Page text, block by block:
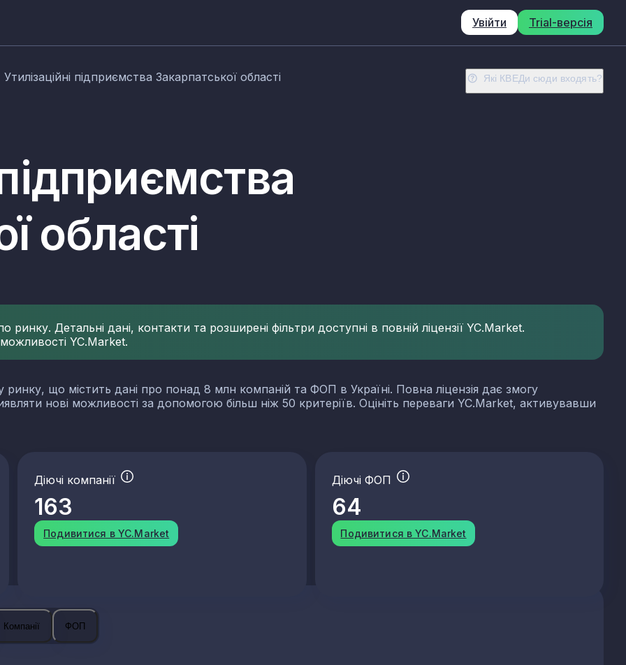
Увійти Trial-версія
Утилізаційні підприємства Закарпатської області Які КВЕДи сюди входять?
області
Детальні дані, контакти та розширені фільтри доступні в повній ліцензії YC.Market.
YC.Market.
ринку, що містить дані про понад 8 млн компаній та ФОП в Україні. Повна ліцензія дає змогу
нові можливості за допомогою більш ніж 50 критеріїв. Оцініть переваги YC.Market, активувавши
Діючі компанії
163
Подивитися в YC.Market
Діючі ФОП
64
Подивитися в YC.Market
Компанії ФОП